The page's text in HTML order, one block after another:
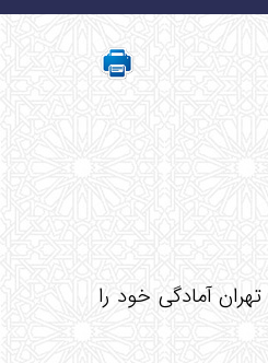
به منظور رفاه حال دانشجویان و ارتقاء خدمت، مرکز آموزش علمی کاربردی فرهنگ و هنر واحد 11 تهران آمادگی خود را